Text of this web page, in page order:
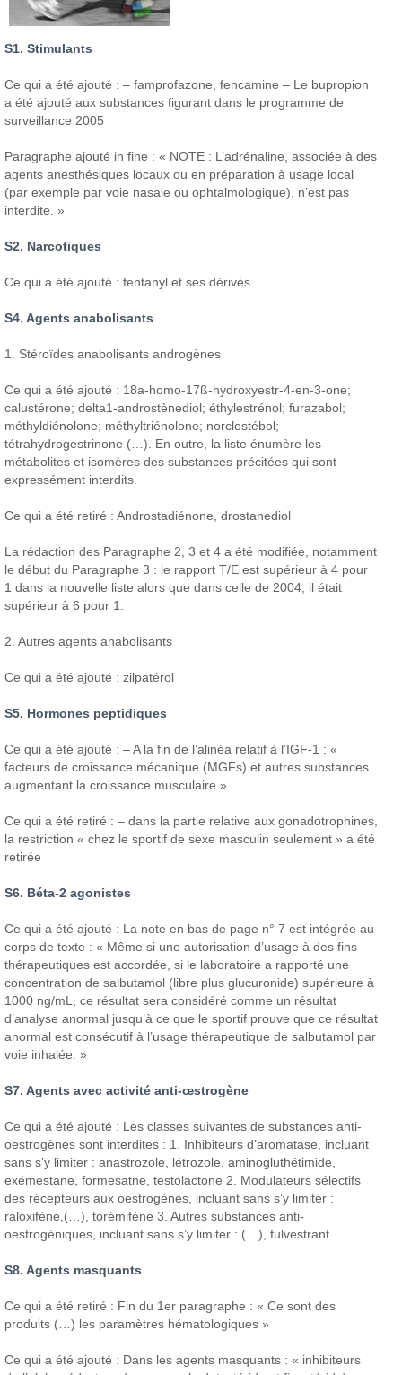
S1. Stimulants
Ce qui a été ajouté : – famprofazone, fencamine – Le bupropion
a été ajouté aux substances figurant dans le programme de
surveillance 2005
Paragraphe ajouté in fine : « NOTE : L’adrénaline, associée à des
agents anesthésiques locaux ou en préparation à usage local
(par exemple par voie nasale ou ophtalmologique), n’est pas
interdite. »
S2. Narcotiques
Ce qui a été ajouté : fentanyl et ses dérivés
S4. Agents anabolisants
1. Stéroïdes anabolisants androgènes
Ce qui a été ajouté : 18a-homo-17ß-hydroxyestr-4-en-3-one;
calustérone; delta1-androstènediol; éthylestrénol; furazabol;
méthyldiénolone; méthyltriénolone; norclostébol;
tétrahydrogestrinone (…). En outre, la liste énumère les
métabolites et isomères des substances précitées qui sont
expressément interdits.
Ce qui a été retiré : Androstadiénone, drostanediol
La rédaction des Paragraphe 2, 3 et 4 a été modifiée, notamment
le début du Paragraphe 3 : le rapport T/E est supérieur à 4 pour
1 dans la nouvelle liste alors que dans celle de 2004, il était
supérieur à 6 pour 1.
2. Autres agents anabolisants
Ce qui a été ajouté : zilpatérol
S5. Hormones peptidiques
Ce qui a été ajouté : – A la fin de l’alinéa relatif à l’IGF-1 : «
facteurs de croissance mécanique (MGFs) et autres substances
augmentant la croissance musculaire »
Ce qui a été retiré : – dans la partie relative aux gonadotrophines,
la restriction « chez le sportif de sexe masculin seulement » a été
retirée
S6. Béta-2 agonistes
Ce qui a été ajouté : La note en bas de page n° 7 est intégrée au
corps de texte : « Même si une autorisation d’usage à des fins
thérapeutiques est accordée, si le laboratoire a rapporté une
concentration de salbutamol (libre plus glucuronide) supérieure à
1000 ng/mL, ce résultat sera considéré comme un résultat
d’analyse anormal jusqu’à ce que le sportif prouve que ce résultat
anormal est consécutif à l’usage thérapeutique de salbutamol par
voie inhalée. »
S7. Agents avec activité anti-œstrogène
Ce qui a été ajouté : Les classes suivantes de substances anti-
oestrogènes sont interdites : 1. Inhibiteurs d’aromatase, incluant
sans s’y limiter : anastrozole, létrozole, aminogluthétimide,
exémestane, formesatne, testolactone 2. Modulateurs sélectifs
des récepteurs aux oestrogènes, incluant sans s’y limiter :
raloxifène,(…), torémifène 3. Autres substances anti-
oestrogéniques, incluant sans s’y limiter : (…), fulvestrant.
S8. Agents masquants
Ce qui a été retiré : Fin du 1er paragraphe : « Ce sont des
produits (…) les paramètres hématologiques »
Ce qui a été ajouté : Dans les agents masquants : « inhibiteurs